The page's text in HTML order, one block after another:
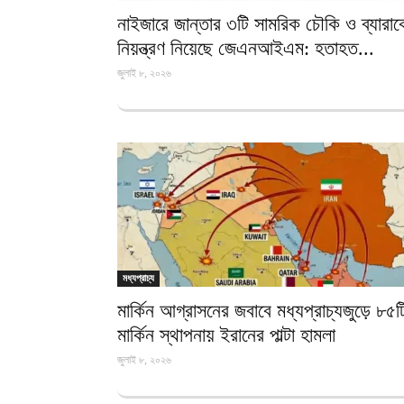
নাইজারে জান্তার ৩টি সামরিক চৌকি ও
নিয়ন্ত্রণ নিয়েছে জেএনআইএম: হতাহত...
জুলাই ৮, ২০২৬
মধ্যপ্রাচ্য
মার্কিন আগ্রাসনের জবাবে মধ্যপ্রাচ্যজুড়ে
মার্কিন স্থাপনায় ইরানের পাল্টা হামলা
জুলাই ৮, ২০২৬